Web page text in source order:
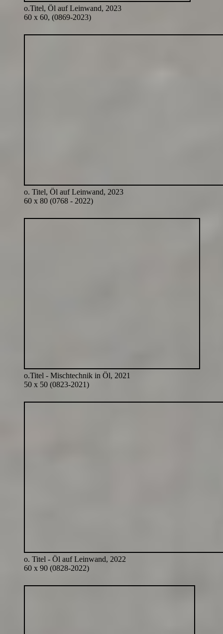
o.Titel, Öl auf Leinwand, 2023
60 x 60, (0869-2023)
o. Titel, Öl auf Leinwand, 2023
60 x 80 (0768 - 2022)
o.Titel - Mischtechnik in Öl, 2021
50 x 50 (0823-2021)
o. Titel - Öl auf Leinwand, 2022
60 x 90 (0828-2022)